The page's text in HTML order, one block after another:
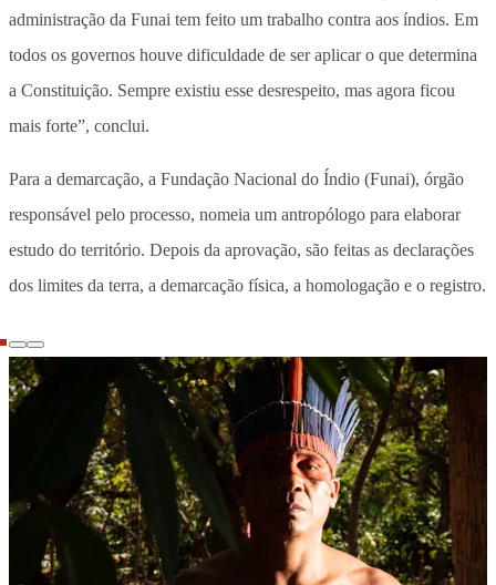
administração da Funai tem feito um trabalho contra aos índios. Em
todos os governos houve dificuldade de ser aplicar o que determina
a Constituição. Sempre existiu esse desrespeito, mas agora ficou
mais forte”, conclui.
Para a demarcação, a Fundação Nacional do Índio (Funai), órgão
responsável pelo processo, nomeia um antropólogo para elaborar
estudo do território. Depois da aprovação, são feitas as declarações
dos limites da terra, a demarcação física, a homologação e o registro.